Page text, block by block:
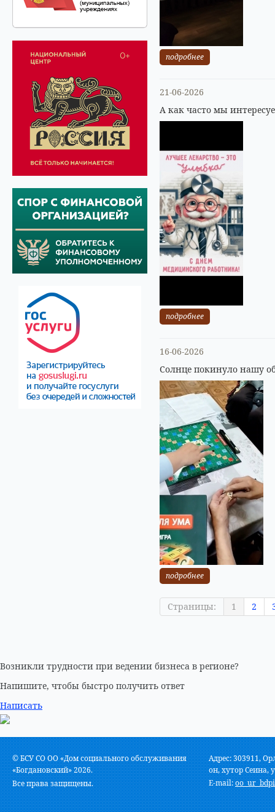
подробнее
21-06-2026
А как часто мы
подробнее
16-06-2026
Солнце покинуло нашу
подробнее
Страницы: 1 2
Возникли трудности при ведении бизнеса в регионе?
Напишите, чтобы быстро получить ответ
Написать
© БСУ СО ОО «Дом социального обслуживания
«Богдановский» 2026.
Все права защищены.
Адрес: 303911,
он, хутор Сеина,
E-mail: